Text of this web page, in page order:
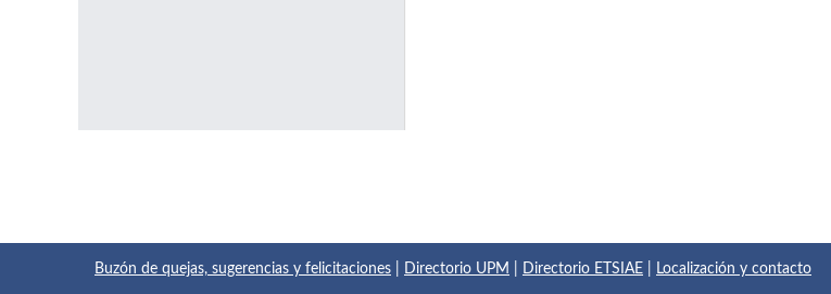
Buzón de quejas, sugerencias y felicitaciones Directorio UPM Directorio ETSIAE Localización y contacto